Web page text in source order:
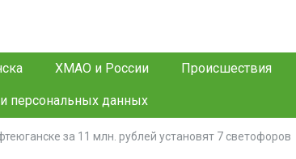
ХМАО и России Происшествия
персональных данных
за 11 млн. рублей установят 7 светофоров